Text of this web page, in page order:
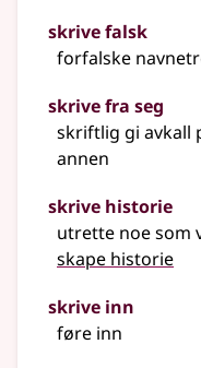
skrive falsk
forfalske
skrive fra seg
skriftlig gi avkall
annen
skrive historie
utrette noe som
skape historie
skrive inn
føre inn